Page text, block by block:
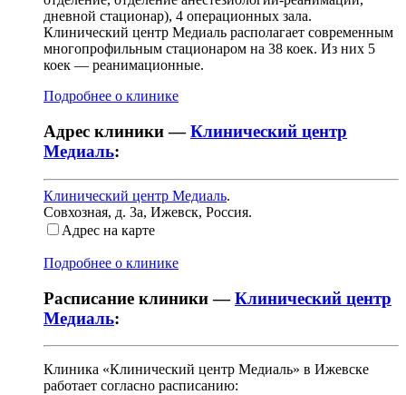
дневной стационар), 4 операционных зала.
Клинический центр Медиаль располагает современным
многопрофильным стационаром на 38 коек. Из них 5
коек — реанимационные.
Подробнее о клинике
Адрес клиники —Клинический центр
Медиаль:
Клинический центр Медиаль.
Совхозная, д. 3а, Ижевск, Россия.
Адрес на карте
Подробнее о клинике
Расписание клиники —Клинический центр
Медиаль:
Клиника «Клинический центр Медиаль» в Ижевске
работает согласно расписанию: